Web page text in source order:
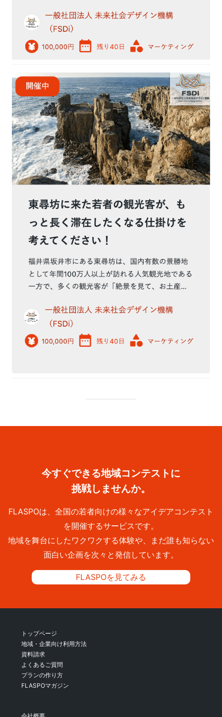
今すぐできる地域コンテストに
挑戦しませんか。
FLASPOは、全国の若者向けの様々なアイデアコンテスト
を開催するサービスです。
地域を舞台にしたワクワクする体験や、まだ誰も知らない
面白い企画を次々と発信しています。
FLASPOを見てみる
トップページ
地域・企業向け利用方法
資料請求
よくあるご質問
プランの作り方
FLASPOマガジン